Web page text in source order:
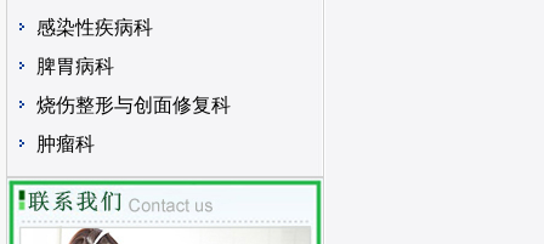
感染性疾病科
脾胃病科
烧伤整形与创面修复科
肿瘤科